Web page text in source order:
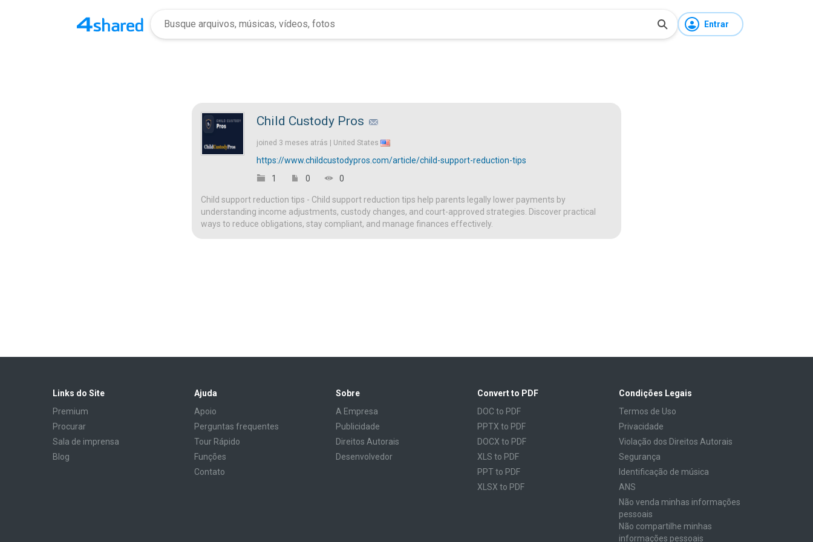
Entrar
Child Custody Pros
joined 3 meses atrás | United States
https://www.childcustodypros.com/article/child-support-reduction-tips
1
0 0
Child support reduction tips - Child support reduction tips help parents legally lower payments by
understanding income adjustments, custody changes, and court-approved strategies. Discover practical
ways to reduce obligations, stay compliant, and manage finances effectively.
Links do Site
Premium
Procurar
Sala de imprensa
Blog
Ajuda
Apoio
Perguntas frequentes
Tour Rápido
Funções
Contato
Sobre
A Empresa
Publicidade
Direitos Autorais
Desenvolvedor
Convert to PDF
DOC to PDF
PPTX to PDF
DOCX to PDF
XLS to PDF
PPT to PDF
XLSX to PDF
Condições Legais
Termos de Uso
Privacidade
Violação dos Direitos Autorais
Segurança
Identificação de música
ANS
Não venda minhas informações
pessoais
Não compartilhe minhas
informações pessoais